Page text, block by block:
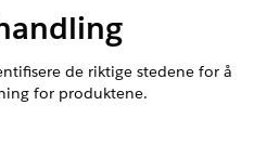
de riktige stedene for å
for produktene.